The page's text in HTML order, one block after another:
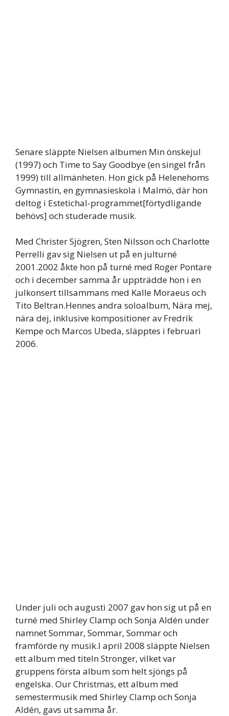
Senare släppte Nielsen albumen Min önskejul
(1997) och Time to Say Goodbye (en singel från
1999) till allmänheten. Hon gick på Helenehoms
Gymnastin, en gymnasieskola i Malmö, där hon
deltog i Estetichal-programmet[förtydligande
behövs] och studerade musik.
Med Christer Sjögren, Sten Nilsson och Charlotte
Perrelli gav sig Nielsen ut på en julturné
2001.2002 åkte hon på turné med Roger Pontare
och i december samma år uppträdde hon i en
julkonsert tillsammans med Kalle Moraeus och
Tito Beltran.Hennes andra soloalbum, Nära mej,
nära dej, inklusive kompositioner av Fredrik
Kempe och Marcos Ubeda, släpptes i februari
2006.
Under juli och augusti 2007 gav hon sig ut på en
turné med Shirley Clamp och Sonja Aldén under
namnet Sommar, Sommar, Sommar och
framförde ny musik.I april 2008 släppte Nielsen
ett album med titeln Stronger, vilket var
gruppens första album som helt sjöngs på
engelska. Our Christmas, ett album med
semestermusik med Shirley Clamp och Sonja
Aldén, gavs ut samma år.